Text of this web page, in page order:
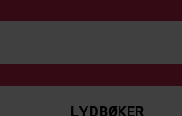
LYDBØKER